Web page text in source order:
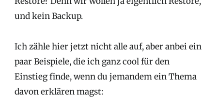
und kein Backup.
Ich zähle hier jetzt nicht alle auf, aber anbei ein
paar Beispiele, die ich ganz cool für den
Einstieg finde, wenn du jemandem ein Thema
davon erklären magst: